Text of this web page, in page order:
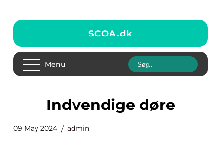
SCOA.dk
Menu
indvendige døre
09 May 2024 admin